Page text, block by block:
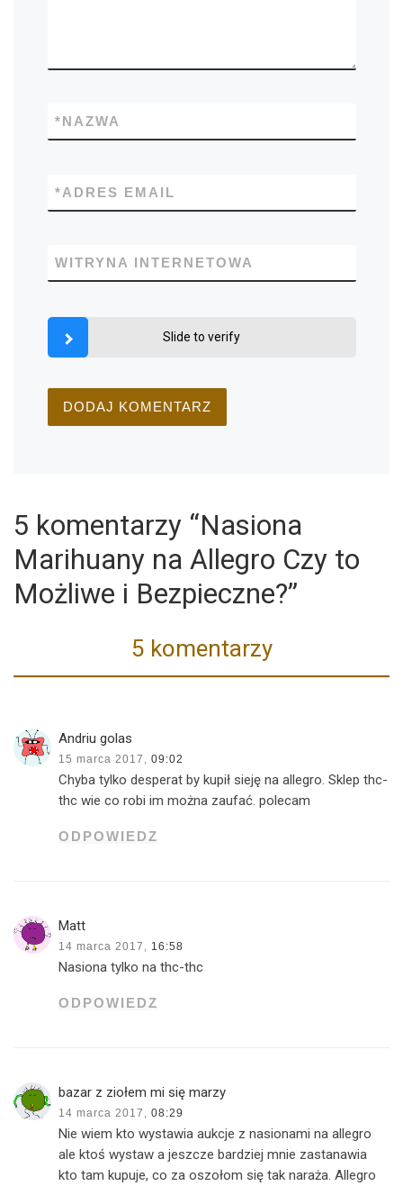
NAZWA
*
ADRES EMAIL
*
WITRYNA INTERNETOWA
Slide to verify
5 komentarzy “Nasiona
Marihuany na Allegro Czy to
Możliwe i Bezpieczne?”
5 komentarzy
Andriu golas
15 marca 2017, 09:02
Chyba tylko desperat by kupił sieję na allegro. Sklep thc-
thc wie co robi im można zaufać. polecam
ODPOWIEDZ
Matt
14 marca 2017, 16:58
Nasiona tylko na thc-thc
ODPOWIEDZ
bazar z ziołem mi się marzy
14 marca 2017, 08:29
Nie wiem kto wystawia aukcje z nasionami na allegro
ale ktoś wystaw a jeszcze bardziej mnie zastanawia
kto tam kupuje, co za oszołom się tak naraża. Allegro